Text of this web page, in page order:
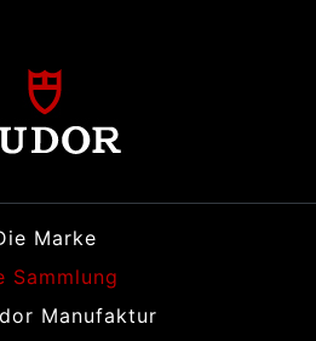
Marke
Sammlung
Manufaktur